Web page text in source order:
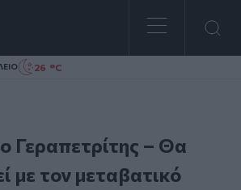
26 °C
Γεραπετρίτης – Θα
με τον μεταβατικό